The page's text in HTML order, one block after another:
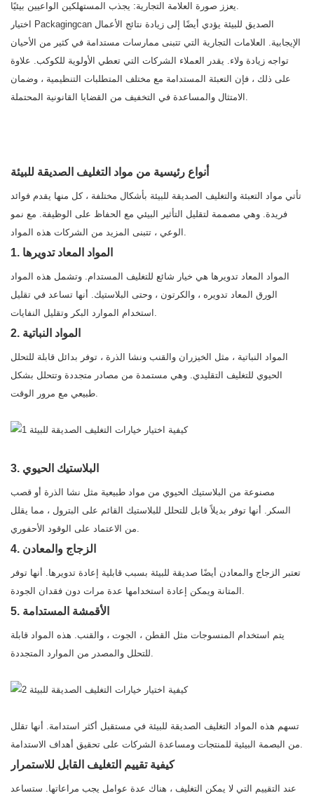
يعزز صورة العلامة التجارية: يجذب المستهلكين الواعيين بيئيًا.
اختيار Packagingcan الصديق للبيئة يؤدي أيضًا إلى زيادة نتائج الأعمال
الإيجابية. العلامات التجارية التي تتبنى ممارسات مستدامة في كثير من الأحيان
تواجه زيادة ولاء. يقدر العملاء الشركات التي تعطي الأولوية للكوكب. علاوة
على ذلك ، فإن التعبئة المستدامة مع مختلف المتطلبات التنظيمية ، وضمان
الامتثال والمساعدة في التخفيف من القضايا القانونية المحتملة.
أنواع رئيسية من مواد التغليف الصديقة للبيئة
تأتي مواد التعبئة والتغليف الصديقة للبيئة بأشكال مختلفة ، كل منها يقدم فوائد
فريدة. وهي مصممة لتقليل التأثير البيئي مع الحفاظ على الوظيفة. مع نمو
الوعي ، تتبنى المزيد من الشركات هذه المواد.
1. المواد المعاد تدويرها
المواد المعاد تدويرها هي خيار شائع للتغليف المستدام. وتشمل هذه المواد
الورق المعاد تدويره ، والكرتون ، وحتى البلاستيك. أنها تساعد في تقليل
استخدام الموارد البكر وتقليل النفايات.
2. المواد النباتية
المواد النباتية ، مثل الخيزران والقنب ونشا الذرة ، توفر بدائل قابلة للتحلل
الحيوي للتغليف التقليدي. وهي مستمدة من مصادر متجددة وتتحلل بشكل
طبيعي مع مرور الوقت.
3. البلاستيك الحيوي
مصنوعة من البلاستيك الحيوي من مواد طبيعية مثل نشا الذرة أو قصب
السكر. أنها توفر بديلاً قابل للتحلل للبلاستيك القائم على البترول ، مما يقلل
من الاعتماد على الوقود الأحفوري.
4. الزجاج والمعادن
تعتبر الزجاج والمعادن أيضًا صديقة للبيئة بسبب قابلية إعادة تدويرها. أنها توفر
المتانة ويمكن إعادة استخدامها عدة مرات دون فقدان الجودة.
5. الأقمشة المستدامة
يتم استخدام المنسوجات مثل القطن ، الجوت ، والقنب. هذه المواد قابلة
للتحلل والمصدر من الموارد المتجددة.
تسهم هذه المواد التغليف الصديقة للبيئة في مستقبل أكثر استدامة. أنها تقلل
من البصمة البيئية للمنتجات ومساعدة الشركات على تحقيق أهداف الاستدامة.
كيفية تقييم التغليف القابل للاستمرار
عند التقييم التي لا يمكن التغليف ، هناك عدة عوامل يجب مراعاتها. ستساعد